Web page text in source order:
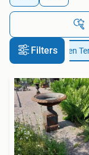
FiltersTuin en